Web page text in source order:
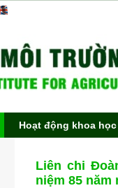
Hoạt động khoa học
Liên chi
niệm 85 năm